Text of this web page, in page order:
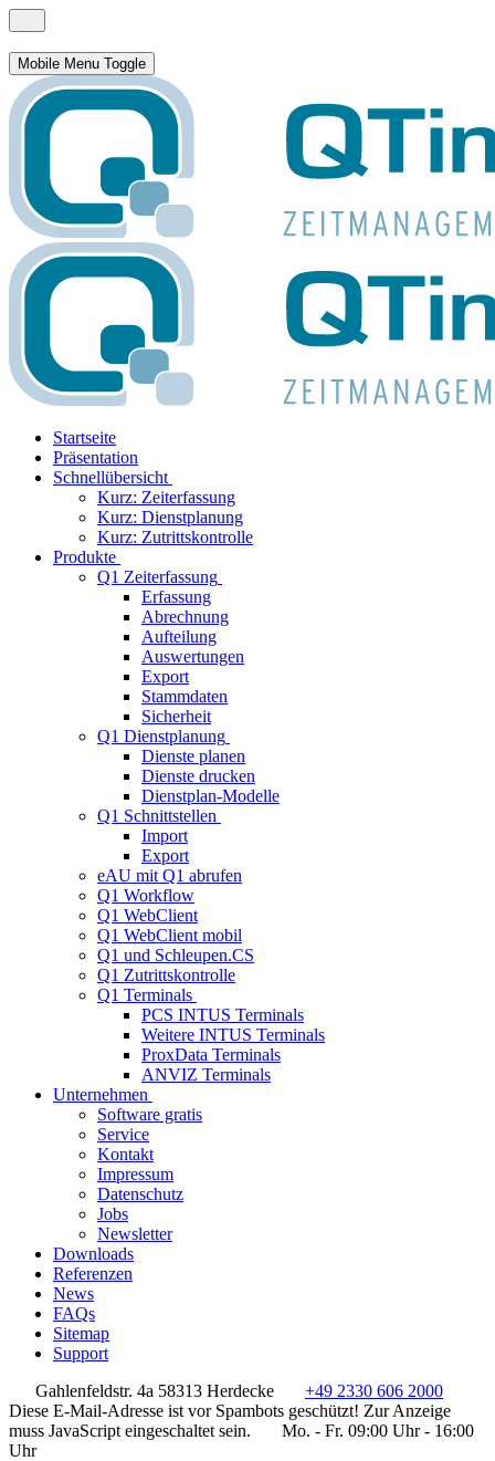
Mobile Menu Toggle
Startseite
Präsentation
Schnellübersicht
Kurz: Zeiterfassung
Kurz: Dienstplanung
Kurz: Zutrittskontrolle
Produkte
Q1 Zeiterfassung
Erfassung
Abrechnung
Aufteilung
Auswertungen
Export
Stammdaten
Sicherheit
Q1 Dienstplanung
Dienste planen
Dienste drucken
Dienstplan-Modelle
Q1 Schnittstellen
Import
Export
eAU mit Q1 abrufen
Q1 Workflow
Q1 WebClient
Q1 WebClient mobil
Q1 und Schleupen.CS
Q1 Zutrittskontrolle
Q1 Terminals
PCS INTUS Terminals
Weitere INTUS Terminals
ProxData Terminals
ANVIZ Terminals
Unternehmen
Software gratis
Service
Kontakt
Impressum
Datenschutz
Jobs
Newsletter
Downloads
Referenzen
News
FAQs
Sitemap
Support
Gahlenfeldstr. 4a 58313 Herdecke
+49 2330 606 2000
Diese E-Mail-Adresse ist vor Spambots geschützt! Zur Anzeige
muss JavaScript eingeschaltet sein.
Mo. - Fr. 09:00 Uhr - 16:00
Uhr